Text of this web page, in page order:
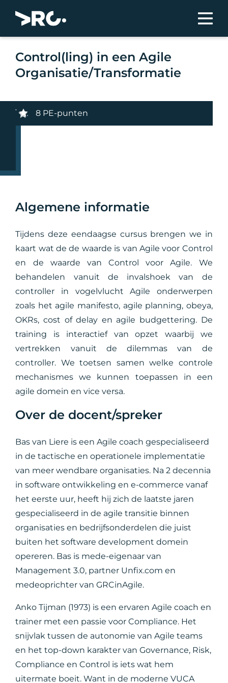
Control(ling) in een Agile
Organisatie/Transformatie
8 PE-punten
Algemene informatie
Tijdens deze eendaagse cursus brengen we in
kaart wat de de waarde is van Agile voor Control
en de waarde van Control voor Agile. We
behandelen vanuit de invalshoek van de
controller in vogelvlucht Agile onderwerpen
zoals het agile manifesto, agile planning, obeya,
OKRs, cost of delay en agile budgettering. De
training is interactief van opzet waarbij we
vertrekken vanuit de dilemmas van de
controller. We toetsen samen welke controle
mechanismes we kunnen toepassen in een
agile domein en vice versa.
Over de docent/spreker
Bas van Liere is een Agile coach gespecialiseerd
in de tactische en operationele implementatie
van meer wendbare organisaties. Na 2 decennia
in software ontwikkeling en e-commerce vanaf
het eerste uur, heeft hij zich de laatste jaren
gespecialiseerd in de agile transitie binnen
organisaties en bedrijfsonderdelen die juist
buiten het software development domein
opereren. Bas is mede-eigenaar van
Management 3.0, partner Unfix.com en
medeoprichter van GRCinAgile.
Anko Tijman (1973) is een ervaren Agile coach en
trainer met een passie voor Compliance. Het
snijvlak tussen de autonomie van Agile teams
en het top-down karakter van Governance, Risk,
Compliance en Control is iets wat hem
uitermate boeit. Want in de moderne VUCA